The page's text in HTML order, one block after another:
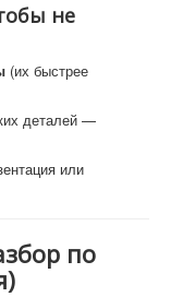
не
(их быстрее
деталей —
или
по